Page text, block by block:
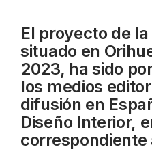
El proyecto de
situado en
2023, ha sido
los medios
difusión en
Diseño Interior,
correspondiente